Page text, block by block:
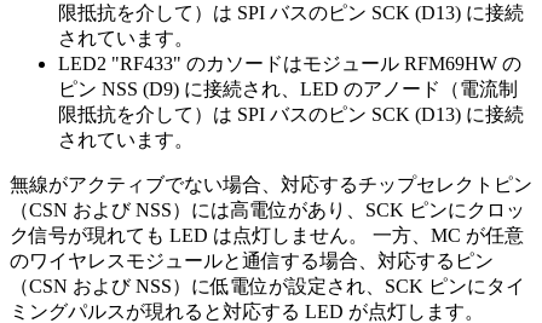
限抵抗を介して）は SPI バスのピン SCK (D13) に接続
されています。
LED2 "RF433" のカソードはモジュール RFM69HW の
ピン NSS (D9) に接続され、LED のアノード（電流制
限抵抗を介して）は SPI バスのピン SCK (D13) に接続
されています。
無線がアクティブでない場合、対応するチップセレクトピン
（CSN および NSS）には高電位があり、SCK ピンにクロッ
ク信号が現れても LED は点灯しません。 一方、MC が任意
のワイヤレスモジュールと通信する場合、対応するピン
（CSN および NSS）に低電位が設定され、SCK ピンにタイ
ミングパルスが現れると対応する LED が点灯します。